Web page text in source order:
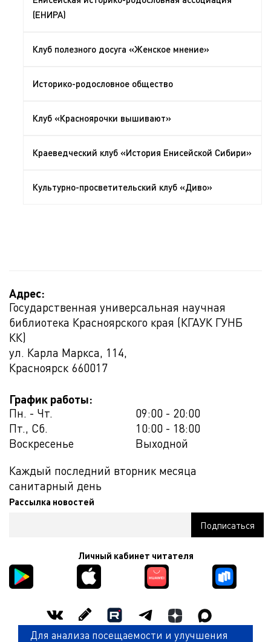
(ЕНИРА)
Клуб полезного досуга «Женское мнение»
Историко-родословное общество
Клуб «Красноярочки вышивают»
Краеведческий клуб «История Енисейской Сибири»
Культурно-просветительский клуб «Диво»
Адрес:
Государственная универсальная научная
библиотека Красноярского края (КГАУК ГУНБ
КК)
ул. Карла Маркса, 114,
Красноярск 660017
График работы:
Пн. - Чт.
09:00 - 20:00
Пт., Сб.
10:00 - 18:00
Воскресенье
Выходной
Каждый последний вторник месяца
санитарный день
Рассылка новостей
Личный кабинет читателя
Для анализа посещаемости и улучшения